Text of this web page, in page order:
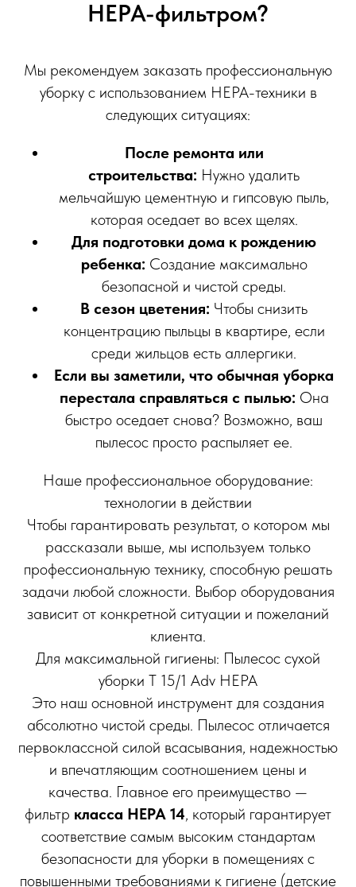
HEPA-фильтром?
Мы рекомендуем заказать профессиональную
уборку с использованием HEPA-техники в
следующих ситуациях:
После ремонта или
строительства: Нужно удалить
мельчайшую цементную и гипсовую пыль,
которая оседает во всех щелях.
Для подготовки дома к рождению
ребенка: Создание максимально
безопасной и чистой среды.
В сезон цветения: Чтобы снизить
концентрацию пыльцы в квартире, если
среди жильцов есть аллергики.
Если вы заметили, что обычная уборка
перестала справляться с пылью: Она
быстро оседает снова? Возможно, ваш
пылесос просто распыляет ее.
Наше профессиональное оборудование:
технологии в действии
Чтобы гарантировать результат, о котором мы
рассказали выше, мы используем только
профессиональную технику, способную решать
задачи любой сложности. Выбор оборудования
зависит от конкретной ситуации и пожеланий
клиента.
Для максимальной гигиены: Пылесос сухой
уборки T 15/1 Adv HEPA
Это наш основной инструмент для создания
абсолютно чистой среды. Пылесос отличается
первоклассной силой всасывания, надежностью
и впечатляющим соотношением цены и
качества. Главное его преимущество —
фильтр класса HEPA 14, который гарантирует
соответствие самым высоким стандартам
безопасности для уборки в помещениях с
повышенными требованиями к гигиене (детские